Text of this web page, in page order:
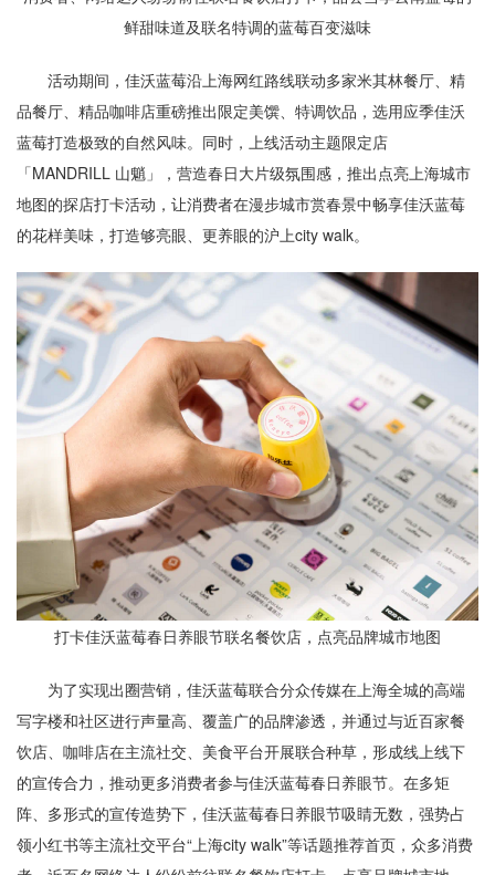
鲜甜味道及联名特调的蓝莓百变滋味
活动期间，佳沃蓝莓沿上海网红路线联动多家米其林餐厅、精
品餐厅、精品咖啡店重磅推出限定美馔、特调饮品，选用应季佳沃
蓝莓打造极致的自然风味。同时，上线活动主题限定店
「MANDRILL 山魈」，营造春日大片级氛围感，推出点亮上海城市
地图的探店打卡活动，让消费者在漫步城市赏春景中畅享佳沃蓝莓
的花样美味，打造够亮眼、更养眼的沪上city walk。
打卡佳沃蓝莓春日养眼节联名餐饮店，点亮品牌城市地图
为了实现出圈营销，佳沃蓝莓联合分众传媒在上海全城的高端
写字楼和社区进行声量高、覆盖广的品牌渗透，并通过与近百家餐
饮店、咖啡店在主流社交、美食平台开展联合种草，形成线上线下
的宣传合力，推动更多消费者参与佳沃蓝莓春日养眼节。在多矩
阵、多形式的宣传造势下，佳沃蓝莓春日养眼节吸睛无数，强势占
领小红书等主流社交平台“上海city walk”等话题推荐首页，众多消费